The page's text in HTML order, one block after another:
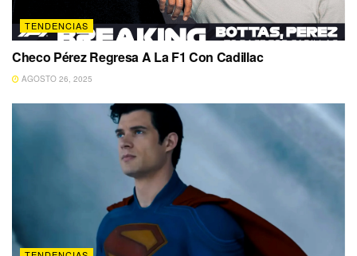
TENDENCIAS
Checo Pérez Regresa A La F1 Con Cadillac
AGOSTO 26, 2025